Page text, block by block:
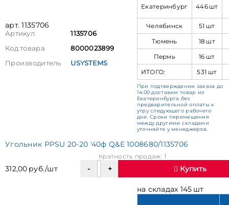
арт. 1135706
Артикул
1135706
Код товара
8000023899
Производитель
USYSTEMS
Екатеринбург 446 шт
Челябинск
51 шт
Тюмень
18 шт
Пермь
16 шт
ИТОГО:
531 шт
При подтверждении заказа до
14:00 доставим товар из
Екатеринбурга без
предварительной оплаты к
утру следующего рабочего
дня. Сроки перемещения
между другими складами
уточняйте у менеджеров.
Угольник PPSU 20-20 '40ф Q&E 1008680/1135706
312,00 руб./шт
Кратность продаж: 1
Купить
на складах 145 шт